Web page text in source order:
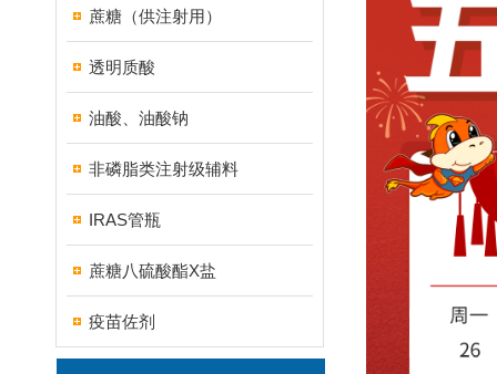
蔗糖（供注射用）
透明质酸
油酸、油酸钠
非磷脂类注射级辅料
IRAS管瓶
蔗糖八硫酸酯X盐
疫苗佐剂